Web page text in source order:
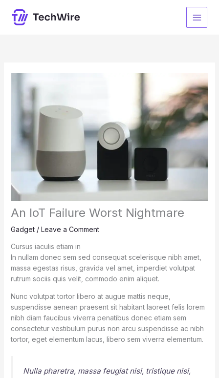
content
An IoT Failure Worst Nightmare
Gadget/ Leave a Comment
Cursus iaculis etiam in
In nullam donec sem sed consequat scelerisque nibh amet,
massa egestas risus, gravida vel amet, imperdiet volutpat
rutrum sociis quis velit, commodo enim aliquet.
Nunc volutpat tortor libero at augue mattis neque,
suspendisse aenean praesent sit habitant laoreet felis lorem
nibh diam faucibus viverra penatibus donec etiam sem
consectetur vestibulum purus non arcu suspendisse ac nibh
tortor, eget elementum lacus, libero sem viverra elementum.
Nulla pharetra, massa feugiat nisi, tristique nisi,